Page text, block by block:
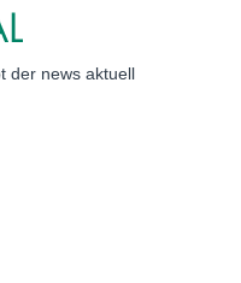
der news aktuell